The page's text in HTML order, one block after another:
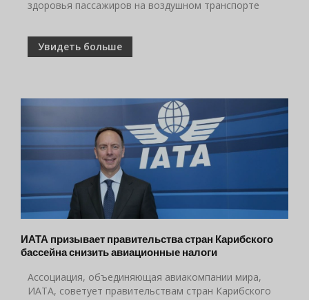
здоровья пассажиров на воздушном транспорте
Увидеть больше
ИАТА призывает правительства стран Карибского
бассейна снизить авиационные налоги
Ассоциация, объединяющая авиакомпании мира,
ИАТА, советует правительствам стран Карибского